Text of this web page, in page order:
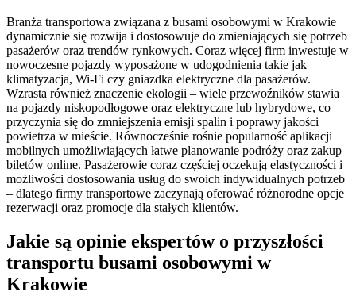
Branża transportowa związana z busami osobowymi w Krakowie
dynamicznie się rozwija i dostosowuje do zmieniających się potrzeb
pasażerów oraz trendów rynkowych. Coraz więcej firm inwestuje w
nowoczesne pojazdy wyposażone w udogodnienia takie jak
klimatyzacja, Wi-Fi czy gniazdka elektryczne dla pasażerów.
Wzrasta również znaczenie ekologii – wiele przewoźników stawia
na pojazdy niskopodłogowe oraz elektryczne lub hybrydowe, co
przyczynia się do zmniejszenia emisji spalin i poprawy jakości
powietrza w mieście. Równocześnie rośnie popularność aplikacji
mobilnych umożliwiających łatwe planowanie podróży oraz zakup
biletów online. Pasażerowie coraz częściej oczekują elastyczności i
możliwości dostosowania usług do swoich indywidualnych potrzeb
– dlatego firmy transportowe zaczynają oferować różnorodne opcje
rezerwacji oraz promocje dla stałych klientów.
Jakie są opinie ekspertów o przyszłości
transportu busami osobowymi w
Krakowie